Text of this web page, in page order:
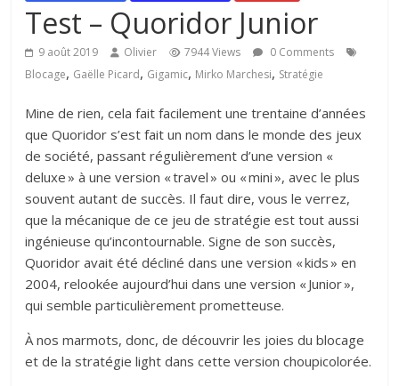
Test – Quoridor Junior
9 août 2019 Olivier 7944 Views
0 Comments
Blocage, Gaëlle Picard, Gigamic, Mirko Marchesi, Stratégie
Mine de rien, cela fait facilement une trentaine d’années
que Quoridor s’est fait un nom dans le monde des jeux
de société, passant régulièrement d’une version «
deluxe » à une version « travel » ou « mini », avec le plus
souvent autant de succès. Il faut dire, vous le verrez,
que la mécanique de ce jeu de stratégie est tout aussi
ingénieuse qu’incontournable. Signe de son succès,
Quoridor avait été décliné dans une version « kids » en
2004, relookée aujourd’hui dans une version « Junior »,
qui semble particulièrement prometteuse.
À nos marmots, donc, de découvrir les joies du blocage
et de la stratégie light dans cette version choupicolorée.